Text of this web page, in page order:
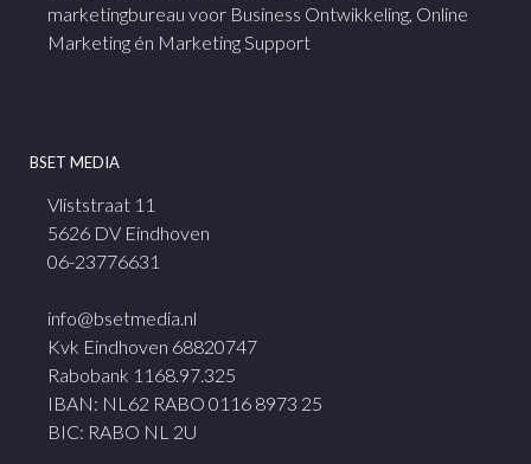
marketingbureau voor Business Ontwikkeling, Online
Marketing én Marketing Support
BSET MEDIA
Vliststraat 11
5626 DV Eindhoven
06-23776631
info@bsetmedia.nl
Kvk Eindhoven 68820747
Rabobank 1168.97.325
IBAN: NL62 RABO 0116 8973 25
BIC: RABO NL 2U